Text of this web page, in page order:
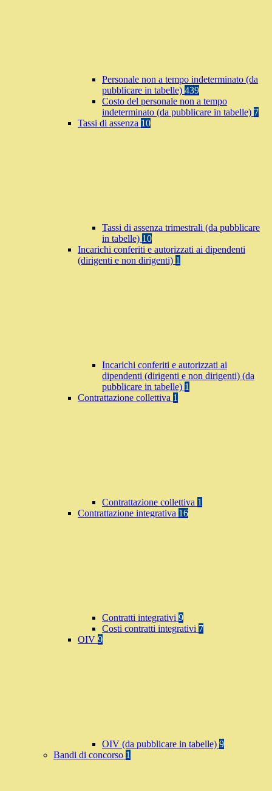
Personale non a tempo indeterminato (da
pubblicare in tabelle) 439
Costo del personale non a tempo
indeterminato (da pubblicare in tabelle) 7
Tassi di assenza 10
Tassi di assenza trimestrali (da pubblicare
in tabelle) 10
Incarichi conferiti e autorizzati ai dipendenti
(dirigenti e non dirigenti) 1
Incarichi conferiti e autorizzati ai
dipendenti (dirigenti e non dirigenti) (da
pubblicare in tabelle) 1
Contrattazione collettiva 1
Contrattazione collettiva 1
Contrattazione integrativa 16
Contratti integrativi 9
Costi contratti integrativi 7
OIV 9
OIV (da pubblicare in tabelle) 9
Bandi di concorso 1